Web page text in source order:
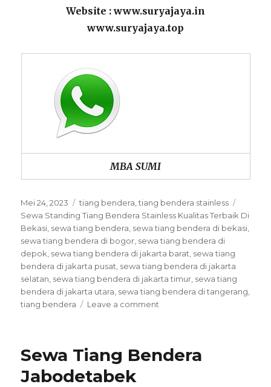
Website : www.suryajaya.in
www.suryajaya.top
MBA SUMI
Posted
on
Mei 24, 2023 Categories
tiang bendera ,tiang bendera stainless
Sewa Standing Tiang Bendera Stainless Kualitas Terbaik Di
Bekasi sewa tiang bendera sewa tiang bendera di bekasi
sewa tiang bendera di bogor sewa tiang bendera di
depok sewa tiang bendera di jakarta barat sewa tiang
bendera di jakarta pusat sewa tiang bendera di jakarta
selatan sewa tiang bendera di jakarta timur sewa tiang
bendera di jakarta utara sewa tiang bendera di tangerang
tiang bendera
Leave a comment
Bendera
Sewa Tiang Bendera
Jabodetabek